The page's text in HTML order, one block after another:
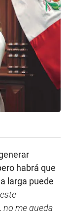
habrá que
larga puede
no me queda
por
regímenes
de Ley
queda claro
de